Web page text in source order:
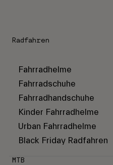
Radfahren
Fahrradhelme
Fahrradschuhe
Fahrradhandschuhe
Kinder Fahrradhelme
Urban Fahrradhelme
Black Friday Radfahren
MTB